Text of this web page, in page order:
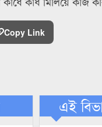
Copy Link
এই